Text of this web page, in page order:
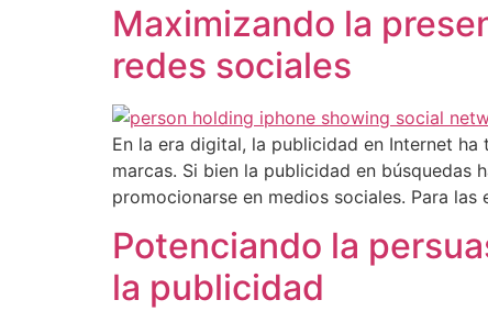
Maximizando la
redes sociales
En la era digital, la publicidad en Internet
marcas. Si bien la publicidad en búsquedas
promocionarse en medios sociales. Para
Potenciando la
la publicidad